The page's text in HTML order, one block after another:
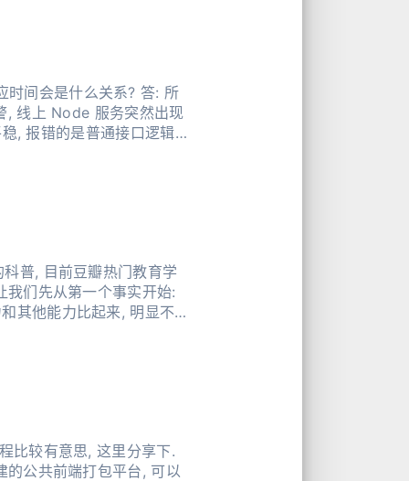
时间会是什么关系? 答: 所
, 报错的是普通接口逻辑流
普, 目前豆瓣热门教育学
其他能力比起来, 明显不是
比较有意思, 这里分享下.